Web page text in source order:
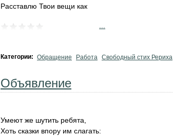
Расставлю Твои вещи как
Категории: Обращение Работа Свободный стих Рериха
Объявление
Умеют же шутить ребята,
Хоть сказки впору им слагать: